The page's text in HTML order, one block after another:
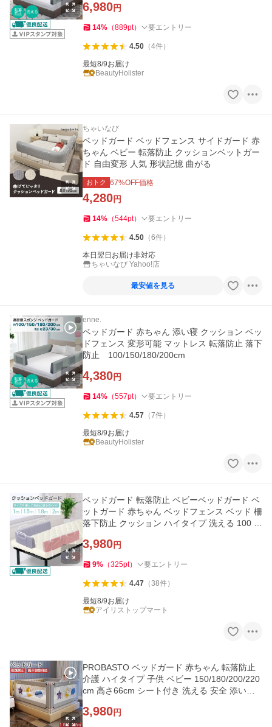
6,980円
14% （889pt） 要エントリー
4.50（4件）
最短8/9お届け
BeautyHolister
ちゃいなび
ベッドガード ベッドフェンス サイドガード 赤
ちゃん ベビー 転落防止 クッションベットガー
ド 自由変形 人気 形状記憶 曲がる
おトク 67%OFF価格
4,280円
14% （544pt） 要エントリー
4.50（6件）
本日翌日お届け非対応
ちゃいなび Yahoo!店
最安値を見る
enne.
ベッドガード 赤ちゃん 添い寝 クッション ベッ
ドフェンス 変形可能 マットレス 転落防止 落下
防止 100/150/180/200cm
4,380円
14% （557pt） 要エントリー
4.57（7件）
最短8/9お届け
BeautyHolister
ベッドガード 転落防止 ベビーベッドガード ベ
ットガード 赤ちゃん ベッドフェンス ベッド 柵
落下防止 クッション ハイタイプ 洗える 100 1
3,980円
9% （325pt） 要エントリー
4.47（38件）
最短8/9お届け
アイリストップマート
PROBASTO ベッドガード 赤ちゃん 転落防止
介護 ハイタイプ 子供 ベビー 150/180/200/220
cm 高さ66cm シート付き 洗える 安全 添い寝
3,980円